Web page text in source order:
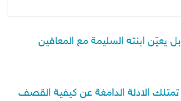
يعيّن ابنته السليمة مع المعاقين
الادلة الدامغة عن كيفية القصف